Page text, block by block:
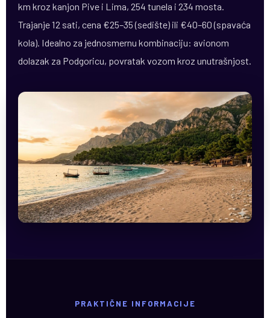
km kroz kanjon Pive i Lima, 254 tunela i 234 mosta.
Trajanje 12 sati, cena €25–35 (sedište) ili €40–60 (spavaća
kola). Idealno za jednosmernu kombinaciju: avionom
dolazak za Podgoricu, povratak vozom kroz unutrašnjost.
PRAKTIČNE INFORMACIJE